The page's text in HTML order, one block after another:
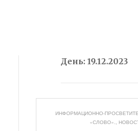
День:19.12.2023
ИНФОРМАЦИОННО-
«СЛОВО».,